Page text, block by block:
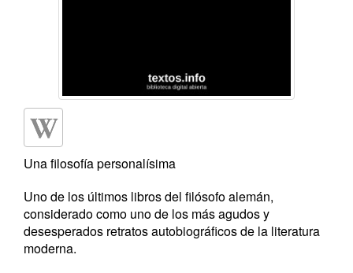
Una filosofía personalísima
Uno de los últimos libros del filósofo alemán,
considerado como uno de los más agudos y
desesperados retratos autobiográficos de la literatura
moderna.